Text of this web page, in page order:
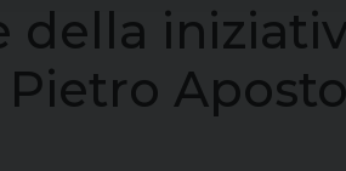
della